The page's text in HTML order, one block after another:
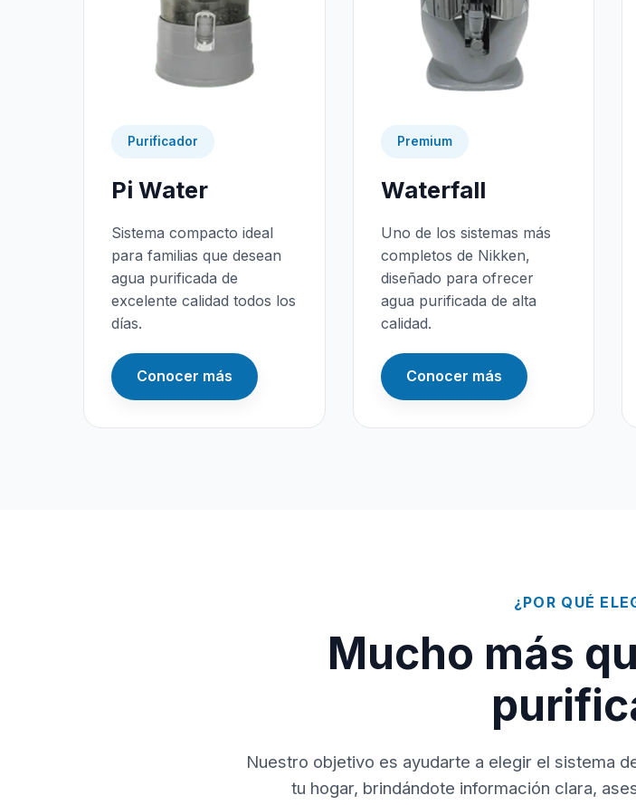
Purificador
Pi Water
Sistema compacto ideal
para familias que desean
agua purificada de
excelente calidad todos los
días.
Conocer más
Premium
Waterfall
Uno de los sistemas más
completos de Nikken,
diseñado para ofrecer
agua purificada de alta
calidad.
Conocer más
¿POR QUÉ
Mucho más
Nuestro objetivo es ayudarte a elegir el sistema
tu hogar, brindándote información clara,